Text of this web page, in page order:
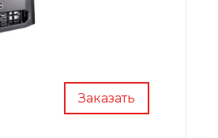
Заказать